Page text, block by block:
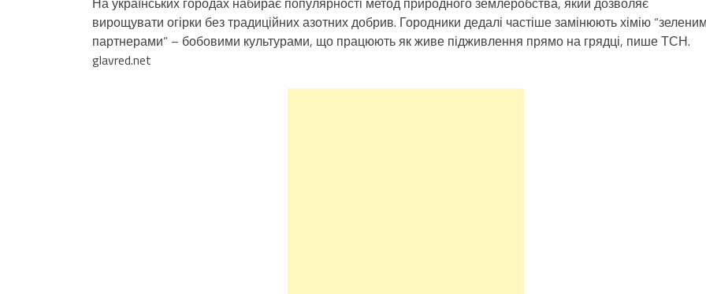
вирощувати огірки без традиційних азотних добрив. Городники дедалі частіше замінюють хімію
партнерами” – бобовими культурами, що працюють як живе підживлення прямо на грядці, пише ТСН.
glavred.net